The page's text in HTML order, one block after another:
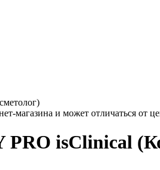
магазина и может отличаться от
isClinical